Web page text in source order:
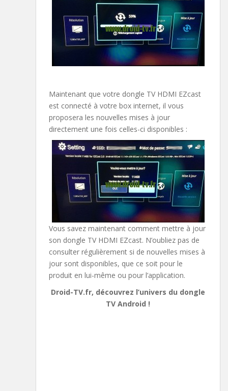
Maintenant que votre dongle TV HDMI EZcast
est connecté à votre box internet, il vous
proposera les nouvelles mises à jour
directement une fois celles-ci disponibles :
Vous savez maintenant comment mettre à jour
son dongle TV HDMI EZcast. N’oubliez pas de
consulter régulièrement si de nouvelles mises à
jour sont disponibles, que ce soit pour le
produit en lui-même ou pour l’application.
Droid-TV.fr, découvrez l’univers du dongle
TV Android !